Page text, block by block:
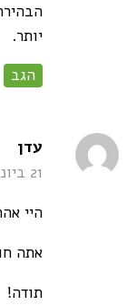
יותר.
הגב
עדן
21 ביוני 2021 16:07
היי
אתה
תודה!